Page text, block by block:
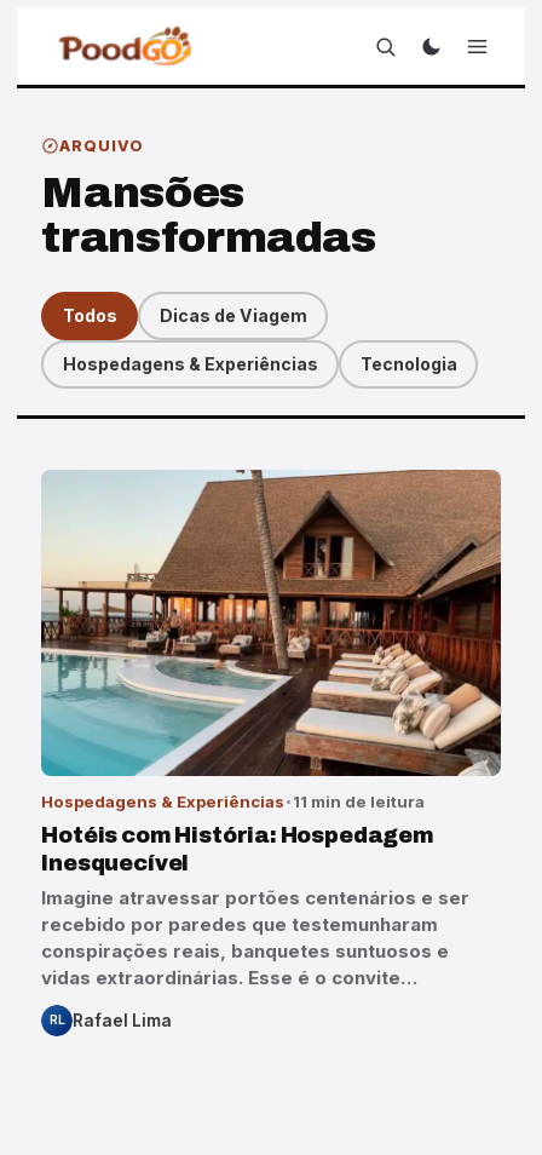
ARQUIVO
Mansões
transformadas
Todos Dicas de Viagem
Hospedagens & Experiências Tecnologia
Artigos
Hospedagens & Experiências 11 min de leitura
Hotéis com História: Hospedagem
Inesquecível
Imagine atravessar portões centenários e ser
recebido por paredes que testemunharam
conspirações reais, banquetes suntuosos e
vidas extraordinárias. Esse é o convite…
RL Rafael Lima